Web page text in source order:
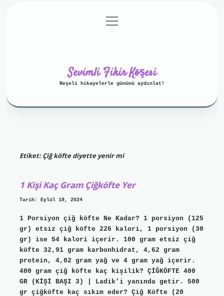
Gizlilik Politikası
menüyü
aç
Sevimli Fikir Köşesi
Neşeli hikayelerle gününü aydınlat!
Etiket:Çiğ köfte diyette yenir mi
1 Kişi Kaç Gram Çiğköfte Yer
Tarih: Eylül 18, 2024
1 Porsiyon çiğ köfte Ne Kadar? 1 porsiyon (125
gr) etsiz çiğ köfte 226 kalori, 1 porsiyon (30
gr) ise 54 kalori içerir. 100 gram etsiz çiğ
köfte 32,91 gram karbonhidrat, 4,62 gram
protein, 4,02 gram yağ ve 4 gram yağ içerir.
400 gram çiğ köfte kaç kişilik? ÇİĞKÖFTE 400
GR (KİŞİ BAŞI 3) | Ladik’i yanında getir. 500
gr çiğköfte kaç sıkım eder? Çiğ Köfte (20